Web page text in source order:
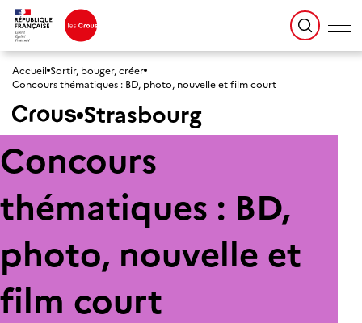
Accueil Sortir, bouger, créer
Concours thématiques : BD, photo, nouvelle et film court
Strasbourg
Concours
thématiques : BD,
photo, nouvelle et
film court